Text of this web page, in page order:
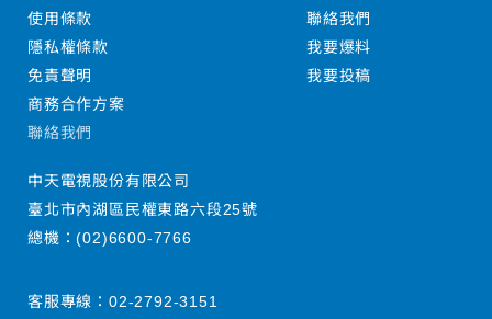
使用條款
隱私權條款
免責聲明
商務合作方案
聯絡我們
我要爆料
我要投稿
聯絡我們
中天電視股份有限公司
臺北市內湖區民權東路六段25號
總機：(02)6600-7766
客服專線： 02-2792-3151